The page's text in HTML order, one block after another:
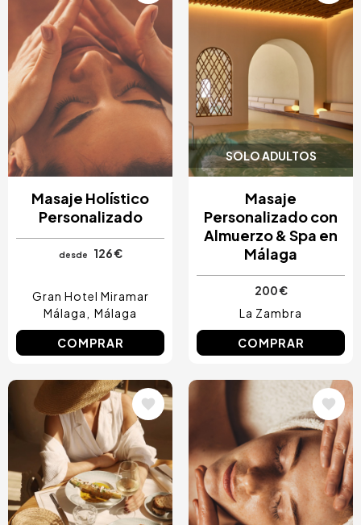
Masaje Holístico
Personalizado
desde 126 €
Gran Hotel Miramar
Málaga
Málaga
COMPRAR
SOLO ADULTOS
Masaje
Personalizado con
Almuerzo & Spa en
Málaga
200 €
La Zambra
COMPRAR
Image Image